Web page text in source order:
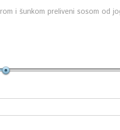
i šunkom preliveni sosom od